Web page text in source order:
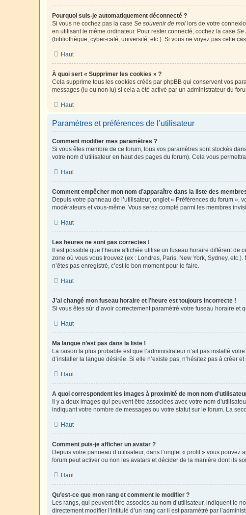
Pourquoi suis-je automatiquement déconnecté ?
Si vous ne cochez pas la case Se souvenir de moi lors de votre
en utilisant le même ordinateur. Pour rester connecté, cochez la case Se
(bibliothèque, cyber-café, université, etc.). Si vous ne voyez pas cette
Haut
À quoi sert « Supprimer les cookies » ?
Cela supprime tous les cookies créés par phpBB qui conservent vos
messages (lu ou non lu) si cela a été activé par un administrateur du
Haut
Paramètres et préférences de l’utilisateur
Comment modifier mes paramètres ?
Si vous êtes membre de ce forum, tous vos paramètres sont stockés
votre nom d’utilisateur en haut des pages du forum). Cela vous
Haut
Comment empêcher mon nom d’apparaître dans la liste des
Depuis votre panneau de l’utilisateur, onglet « Préférences du forum »,
modérateurs et vous-même. Vous serez compté parmi les membres
Haut
Les heures ne sont pas correctes !
Il est possible que l’heure affichée utilise un fuseau horaire différent
zone où vous vous trouvez (ex : Londres, Paris, New York, Sydney,
n’êtes pas enregistré, c’est le bon moment pour le faire.
Haut
J’ai changé mon fuseau horaire et l’heure est toujours incorrecte !
Si vous êtes sûr d’avoir correctement paramétré votre fuseau horaire
Haut
Ma langue n’est pas dans la liste !
La raison la plus probable est que l’administrateur n’ait pas installé
d’installer la langue désirée. Si elle n’existe pas, n’hésitez pas à créer
Haut
A quoi correspondent les images à proximité de mon nom
Il y a deux images qui peuvent être associées avec votre nom
indiquant votre nombre de messages ou votre statut sur le forum. La
Haut
Comment puis-je afficher un avatar ?
Depuis votre panneau d’utilisateur, dans l’onglet « profil » vous
forum peut activer ou non les avatars et décider de la manière dont ils
Haut
Qu’est-ce que mon rang et comment le modifier ?
Les rangs, qui peuvent être associés au nom d’utilisateur, indiquent le
directement modifier l’intitulé d’un rang car il est paramétré par